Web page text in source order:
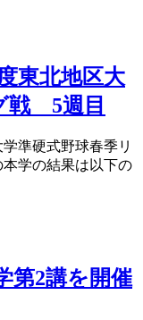
東北地区大
戦 5週目
準硬式野球春季リ
学の結果は以下の
第2講を開催